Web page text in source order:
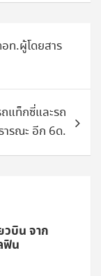
ท.ผู้โดยสาร
แท็กซี่และรถ
ารณะ อีก 6ด.
วบิน จาก
ฟิน